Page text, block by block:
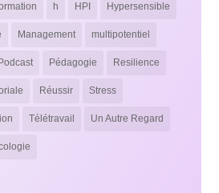
h HPI Hypersensible
Management multipotentiel
Podcast Pédagogie Resilience
Réussir Stress
Télétravail Un Autre Regard